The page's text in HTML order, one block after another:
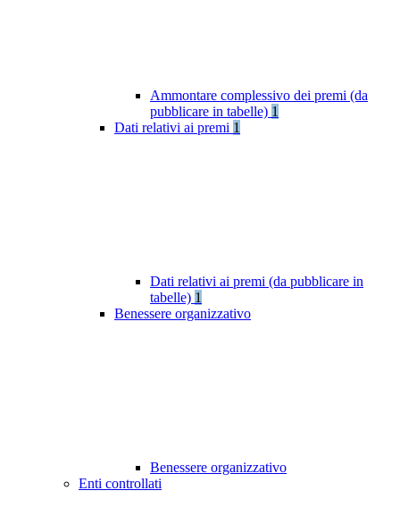
Ammontare complessivo dei premi (da
pubblicare in tabelle) 1
Dati relativi ai premi 1
Dati relativi ai premi (da pubblicare in
tabelle) 1
Benessere organizzativo
Benessere organizzativo
Enti controllati